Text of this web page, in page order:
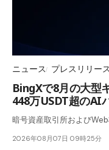
ニュース プレスリリース
BingXで8月の大型
448万USDT超のAI
暗号資産取引所および
2026年08月07日 09時25分